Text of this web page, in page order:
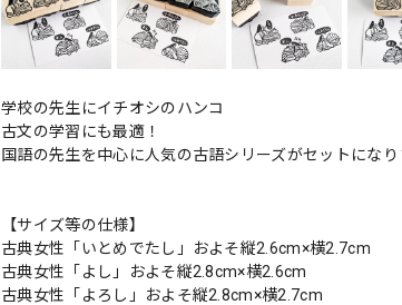
学校の先生にイチオシのハンコ
古文の学習にも最適！
国語の先生を中心に人気の古語シリーズがセットになり
【サイズ等の仕様】
古典女性「いとめでたし」およそ縦2.6cm×横2.7cm
古典女性「よし」およそ縦2.8cm×横2.6cm
古典女性「よろし」およそ縦2.8cm×横2.7cm